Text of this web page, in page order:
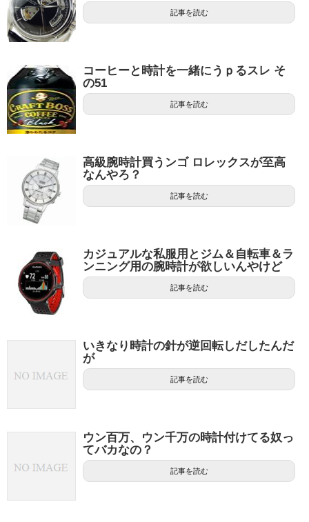
記事を読む
コーヒーと時計を一緒にうｐるスレ そ
の51
記事を読む
高級腕時計買うンゴ ロレックスが至高
なんやろ？
記事を読む
カジュアルな私服用とジム＆自転車＆ラ
ンニング用の腕時計が欲しいんやけど
記事を読む
いきなり時計の針が逆回転しだしたんだ
が
記事を読む
ウン百万、ウン千万の時計付けてる奴っ
てバカなの？
記事を読む